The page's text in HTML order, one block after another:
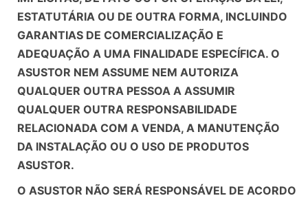
ESTATUTÁRIA OU DE OUTRA FORMA, INCLUINDO
GARANTIAS DE COMERCIALIZAÇÃO E
ADEQUAÇÃO A UMA FINALIDADE ESPECÍFICA. O
ASUSTOR NEM ASSUME NEM AUTORIZA
QUALQUER OUTRA PESSOA A ASSUMIR
QUALQUER OUTRA RESPONSABILIDADE
RELACIONADA COM A VENDA, A MANUTENÇÃO
DA INSTALAÇÃO OU O USO DE PRODUTOS
ASUSTOR.
O ASUSTOR NÃO SERÁ RESPONSÁVEL DE ACORDO